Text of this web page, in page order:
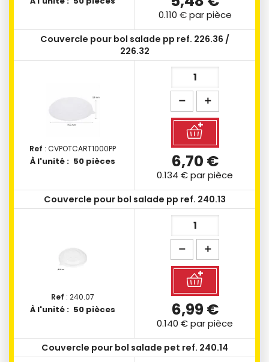
0.110 €par pièce
Ref : CVPOTCART1000PP
À l'unité : 50 pièces
Couvercle pour bol salade pp ref. 226.36 /
226.32
6,70 €
0.134 €par pièce
Ref : 240.07
À l'unité : 50 pièces
Couvercle pour bol salade pp ref. 240.13
6,99 €
0.140 €par pièce
Couvercle pour bol salade pet ref. 240.14